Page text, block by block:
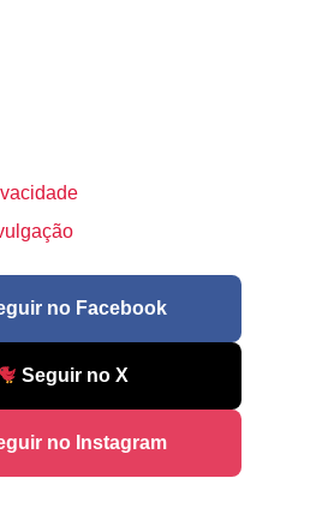
no Facebook
Seguir no X
no Instagram